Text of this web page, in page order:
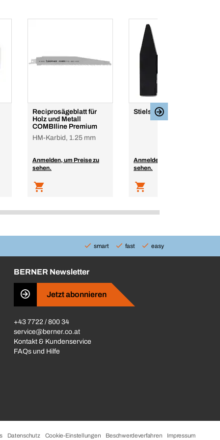
Reciprosägeblatt für
Holz und Metall
COMBIline Premium
HM-Karbid, 1.25 mm
Anmelden, um Preise zu
sehen.
Stielschutzhülsen<BR>
Anmelden, um Preise zu
sehen.
smart fast easy
BERNER Newsletter
Jetzt abonnieren
+43 7722 / 800 34
service@berner.co.at
Kontakt & Kundenservice
FAQs und Hilfe
Datenschutz Cookie-Einstellungen Beschwerdeverfahren Impressum